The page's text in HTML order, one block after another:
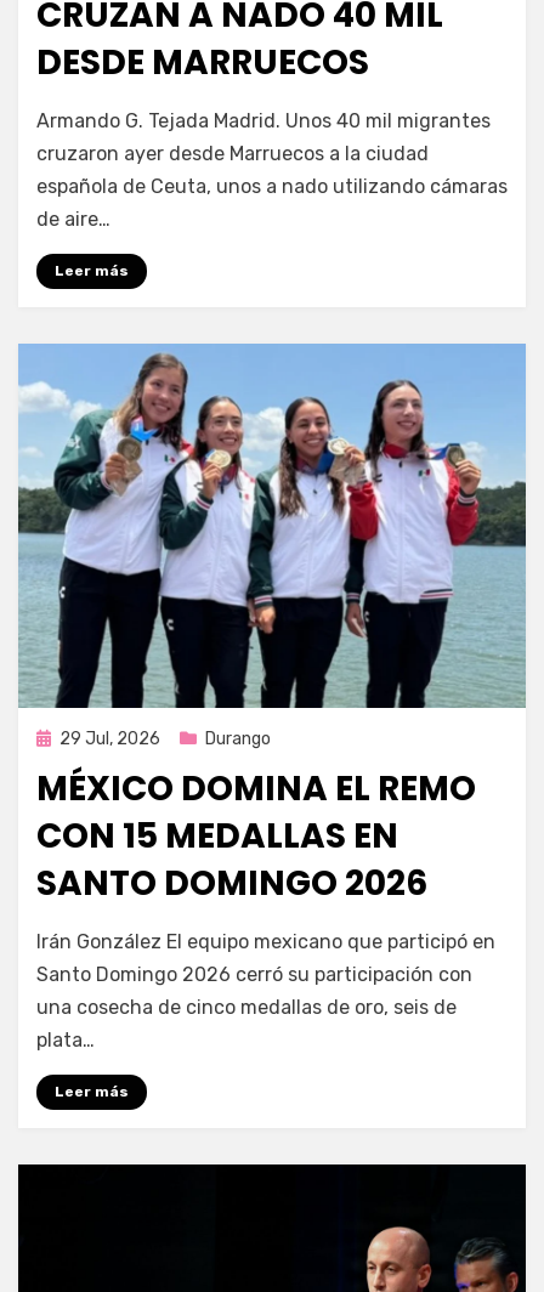
CRUZAN A NADO 40 MIL
DESDE MARRUECOS
Fernando Miranda Servín
Armando G. Tejada Madrid. Unos 40 mil migrantes
cruzaron ayer desde Marruecos a la ciudad
española de Ceuta, unos a nado utilizando cámaras
de aire…
Leer más
Publicada
29 Jul, 2026 Durango
MÉXICO DOMINA EL REMO
CON 15 MEDALLAS EN
SANTO DOMINGO 2026
por Fernando Miranda Servín
Irán González El equipo mexicano que participó en
Santo Domingo 2026 cerró su participación con
una cosecha de cinco medallas de oro, seis de
plata…
Leer más